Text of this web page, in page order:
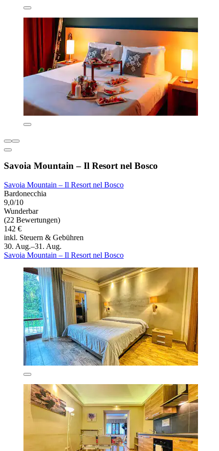
Savoia Mountain – Il Resort nel Bosco
Savoia Mountain – Il Resort nel Bosco
Bardonecchia
9,0/10
Wunderbar
(22 Bewertungen)
142 €
inkl. Steuern & Gebühren
30. Aug.–31. Aug.
Savoia Mountain – Il Resort nel Bosco